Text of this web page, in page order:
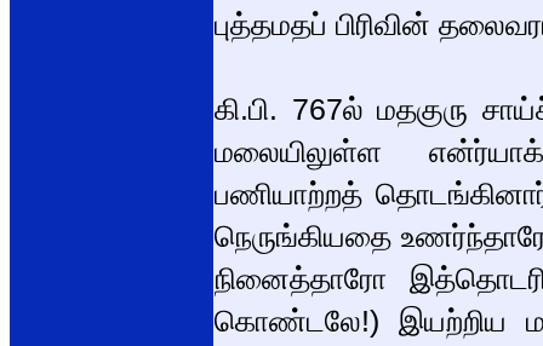
புத்தமதப் பிரிவின்
கி.பி. 767ல் மதகுரு
மலையிலுள்ள
பணியாற்றத்
நெருங்கியதை
நினைத்தாரோ
கொண்டலே!) இயற்றிய